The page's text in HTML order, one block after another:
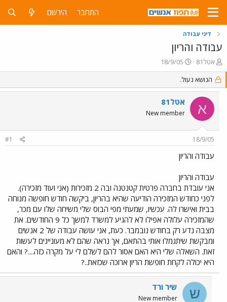
התחבר הירשם
דיני עבודה
עבודה והריון
פ
ו
ת
ח
נ
אטל81
פ
ו
ר
ס
ם
ב
ת
ך
18/9/05
הנושא נעול.
א אטל81
New member
18/9/05
#1
עבודה והריון
עבודה והריון
אני עובדת בחברה פרטית קטנטנה ובה 2 מזכירות (אני ועוד מזכירה).
לפני כחודש המזכירה הודיעה שהיא בהריון, ביקשה חודש חופשה מנוחה
בבית ואישרו לה. עכשיו, שמעתי מפי הבוס שלי משיחה שלו עם מכר,
שהמזכירה עלולה אפילו לא להגיע למשרד למשך כל 9 החודשים. את
מצבה נדע רק בחודש נובמבר. כעת, אני עושה עבודה של 2 אנשים
ומבקשת שיתגמלו אותי בהתאם, אך נראה שהם לא מעוניינים לעשות
זאת. השאלה שלי היא האם אסור להם לשלם לי על מקרה כזה....? והאם
היא יכולה לקחת חופשת הריון ארוכה שכזאת..?
ש שיר ורד
New member